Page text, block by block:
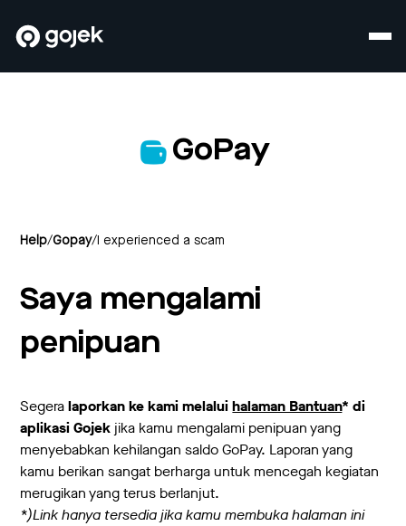
GoPay
Help/Gopay/ I experienced a scam
Saya mengalami
penipuan
Segeralaporkan ke kami melaluihalaman Bantuan* di
aplikasi Gojek jika kamu mengalami penipuan yang
menyebabkan kehilangan saldo GoPay. Laporan yang
kamu berikan sangat berharga untuk mencegah kegiatan
merugikan yang terus berlanjut.
*)Link hanya tersedia jika kamu membuka halaman ini